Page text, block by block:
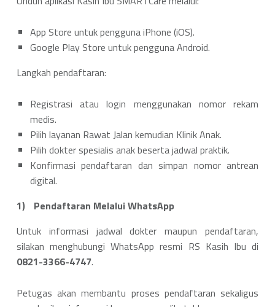
App Store untuk pengguna iPhone (iOS).
Google Play Store untuk pengguna Android.
Langkah pendaftaran:
Registrasi atau login menggunakan nomor rekam
medis.
Pilih layanan Rawat Jalan kemudian Klinik Anak.
Pilih dokter spesialis anak beserta jadwal praktik.
Konfirmasi pendaftaran dan simpan nomor antrean
digital.
Pendaftaran Melalui WhatsApp
Untuk informasi jadwal dokter maupun pendaftaran,
silakan menghubungi WhatsApp resmi RS Kasih Ibu di
0821-3366-4747.
Petugas akan membantu proses pendaftaran sekaligus